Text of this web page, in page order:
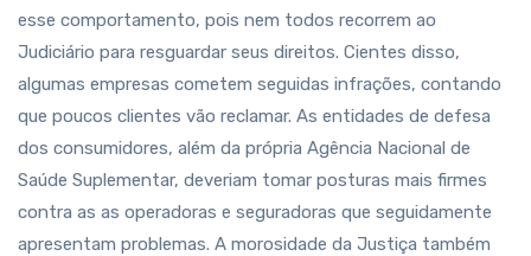
esse comportamento, pois nem todos recorrem ao
Judiciário para resguardar seus direitos. Cientes disso,
algumas empresas cometem seguidas infrações, contando
que poucos clientes vão reclamar. As entidades de defesa
dos consumidores, além da própria Agência Nacional de
Saúde Suplementar, deveriam tomar posturas mais firmes
contra as as operadoras e seguradoras que seguidamente
apresentam problemas. A morosidade da Justiça também